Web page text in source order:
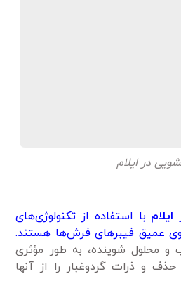
در ایلام
با استفاده از تکنولوژی‌های
عمیق فیبرهای فرش‌ها هستند.
محلول شوینده، به طور مؤثری
و ذرات گردوغبار را از آنها